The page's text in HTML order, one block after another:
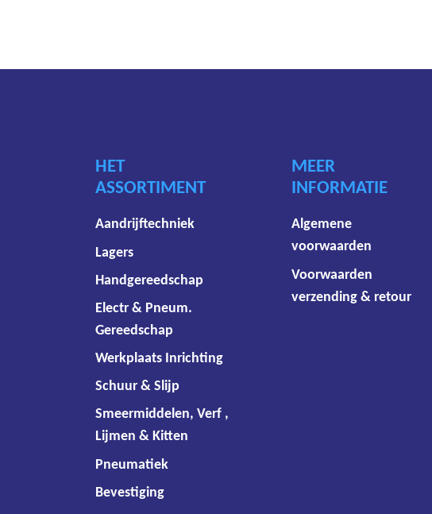
HET
ASSORTIMENT
Aandrijftechniek
Lagers
Handgereedschap
Electr & Pneum.
Gereedschap
Werkplaats Inrichting
Schuur & Slijp
Smeermiddelen, Verf ,
Lijmen & Kitten
Pneumatiek
Bevestiging
MEER
INFORMATIE
Algemene
voorwaarden
Voorwaarden
verzending & retour